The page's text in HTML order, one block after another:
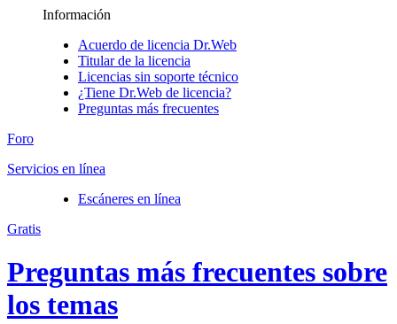
Información
Acuerdo de licencia Dr.Web
Titular de la licencia
Licencias sin soporte técnico
¿Tiene Dr.Web de licencia?
Preguntas más frecuentes
Foro
Servicios en línea
Escáneres en línea
Gratis
Preguntas más frecuentes sobre
los temas